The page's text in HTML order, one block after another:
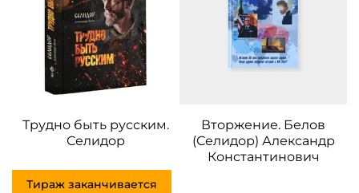
Трудно быть русским.
Селидор
Тираж заканчивается
Вторжение. Белов
(Селидор) Александр
Константинович